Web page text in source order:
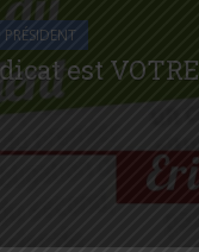
est